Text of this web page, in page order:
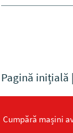
Pagină inițială
Cumpără mașini